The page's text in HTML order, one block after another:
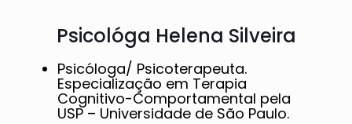
Psicológa Helena Silveira
Psicóloga/ Psicoterapeuta.
Especialização em Terapia
Cognitivo-Comportamental pela
USP – Universidade de São Paulo.